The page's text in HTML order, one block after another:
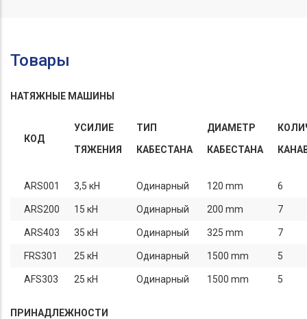
Товары
НАТЯЖНЫЕ МАШИНЫ
КОД
УСИЛИЕ
ТЯЖЕНИЯ
ТИП
КАБЕСТАНА
ДИАМЕТР
КАБЕСТАНА
ARS001 3,5 кН Одинарный 120 mm 6
ARS200 15 кН Одинарный 200 mm 7
ARS403 35 кН Одинарный 325 mm 7
FRS301 25 кН Одинарный 1500 mm 5
AFS303 25 кН Одинарный 1500 mm 5
ПРИНАДЛЕЖНОСТИ